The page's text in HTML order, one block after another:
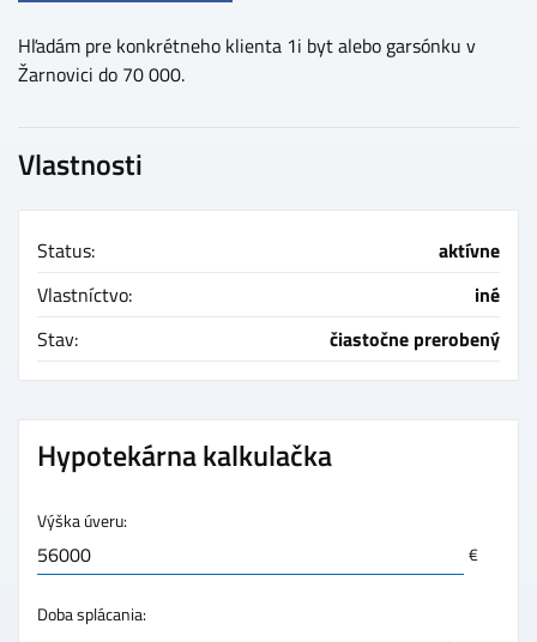
Hľadám pre konkrétneho klienta 1i byt alebo garsónku v
Žarnovici do 70 000.
Vlastnosti
Status:
aktívne
Vlastníctvo:
iné
Stav:
čiastočne prerobený
Hypotekárna kalkulačka
Výška úveru:
€
Doba splácania: